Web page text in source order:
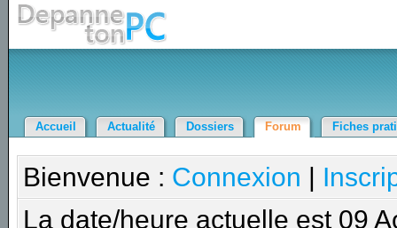
Accueil Actualité Dossiers Forum Fiches
Bienvenue : Connexion |
La date/heure actuelle est 09